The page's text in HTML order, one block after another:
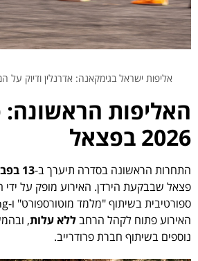
אליפות ישראל בגימקאנה: אדרנלין ודיוק על
האליפות הראשונה:
2026 בפצאל
התחרות הראשונה בסדרה תיערך ב-13 בפברואר 2026
פצאל שבבקעת הירדן. האירוע מופק על
האירוע פתוח לקהל הרחבללא עלות,
נוספים בשיתוף חברת פרודרייב.